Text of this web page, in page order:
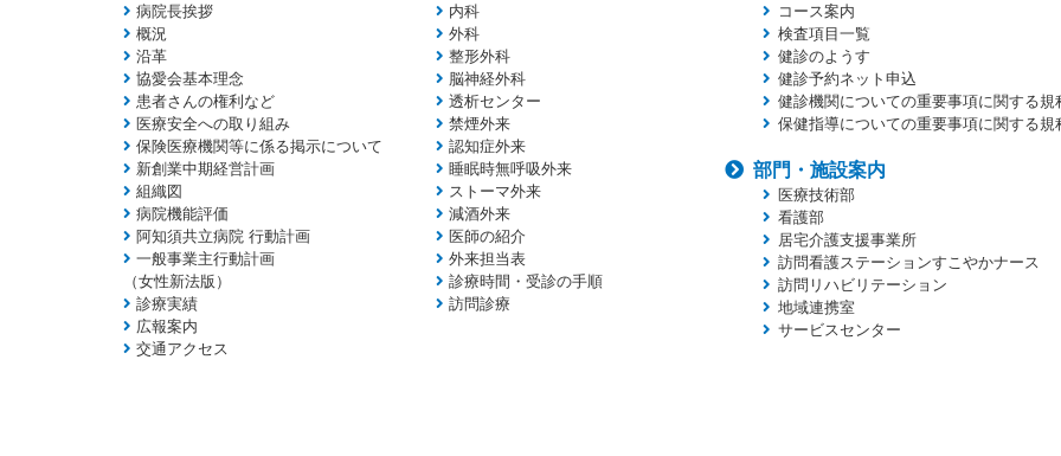
病院長挨拶
概況
沿革
協愛会基本理念
患者さんの権利など
医療安全への取り組み
保険医療機関等に係る掲示について
新創業中期経営計画
組織図
病院機能評価
阿知須共立病院 行動計画
一般事業主行動計画
（女性新法版）
診療実績
広報案内
交通アクセス
内科
外科
整形外科
脳神経外科
透析センター
禁煙外来
認知症外来
睡眠時無呼吸外来
ストーマ外来
減酒外来
医師の紹介
外来担当表
診療時間・受診の手順
訪問診療
コース案内
検査項目一覧
健診のようす
健診予約ネット申込
健診機関についての重要事項に関する規
保健指導についての重要事項に関する規
部門・施設案内
医療技術部
看護部
居宅介護支援事業所
訪問看護ステーションすこやかナース
訪問リハビリテーション
地域連携室
サービスセンター